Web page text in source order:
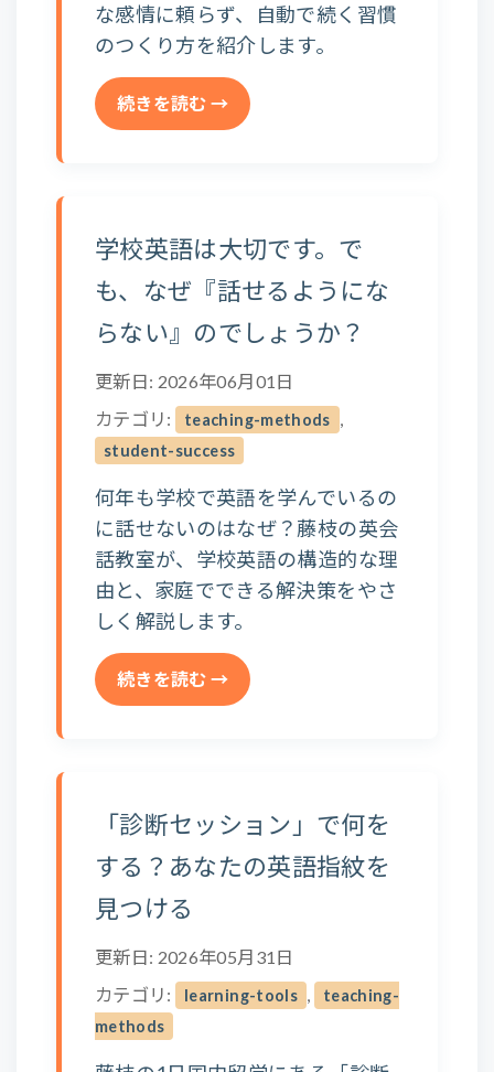
な感情に頼らず、自動で続く習慣
のつくり方を紹介します。
続きを読む →
学校英語は大切です。で
も、なぜ『話せるようにな
らない』のでしょうか？
更新日: 2026年06月01日
カテゴリ:
teaching-methods ,
student-success
何年も学校で英語を学んでいるの
に話せないのはなぜ？藤枝の英会
話教室が、学校英語の構造的な理
由と、家庭でできる解決策をやさ
しく解説します。
続きを読む →
「診断セッション」で何を
する？あなたの英語指紋を
見つける
更新日: 2026年05月31日
カテゴリ:
learning-tools ,
teaching-
methods